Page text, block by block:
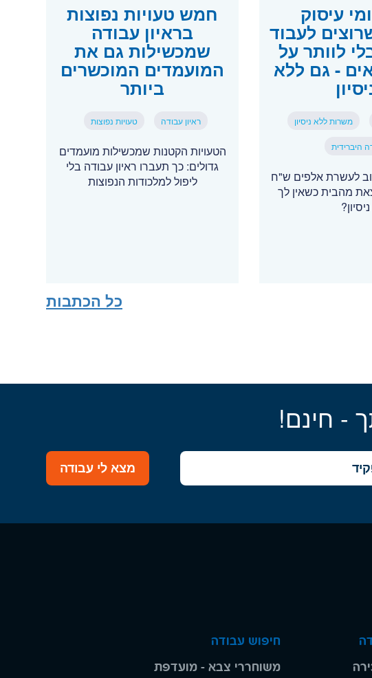
עיסוק
לעבוד
לוותר על
- גם ללא
משרות ללא ניסיון
היברידית
לעשרת אלפים ש"ח
מהבית כשאין לך
ניסיון?
חמש טעויות נפוצות
בראיון עבודה
שמכשילות גם את
המועמדים המוכשרים
ביותר
ראיון עבודה טעויות נפוצות
הטעויות הקטנות שמכשילות מועמדים
גדולים: כך תעברו ראיון עבודה בלי
ליפול למלכודות הנפוצות
כל הכתבות
- חינם!
מצא לי עבודה
חיפוש עבודה
משוחררי צבא - מועדפת